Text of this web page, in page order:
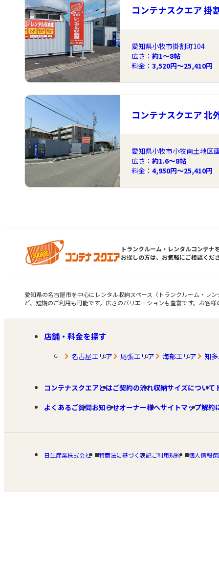
コンテナスクエア 掛
愛知県小牧市掛割町104
広さ： 約1〜8帖
料金： 3,520円～25,410円
コンテナスクエア 北
愛知県小牧市小牧南土地区
広さ： 約1.6〜8帖
料金： 4,950円～25,410円
トランクルーム・レンタルコンテナ
お探しの方は、お気軽にご相談くだ
愛知県の名古屋市を中心にレンタル収納スペース（トランクルーム・レ
ど、短期のご利用も可能です。広さのバリエーションも豊富です。お客
店舗・料金を探す
名古屋エリア 尾張エリア 海部エリア 知
コンテナスクエアとはご契約の流れ収納サイズについて
よくあるご質問お知らせオーナー様へサイトマップ解約
日生産業株式会社 特商法に基づく表記ご利用規約 個人情報